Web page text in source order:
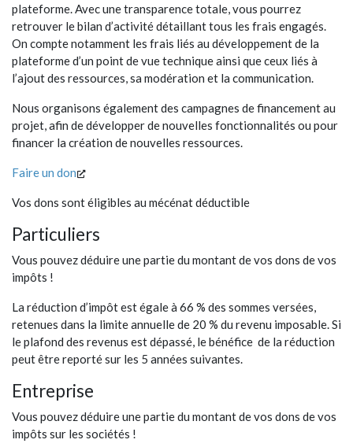
plateforme. Avec une transparence totale, vous pourrez
retrouver le bilan d’activité détaillant tous les frais engagés.
On compte notamment les frais liés au développement de la
plateforme d’un point de vue technique ainsi que ceux liés à
l’ajout des ressources, sa modération et la communication.
Nous organisons également des campagnes de financement au
projet, afin de développer de nouvelles fonctionnalités ou pour
financer la création de nouvelles ressources.
Faire un don
Vos dons sont éligibles au mécénat déductible
Particuliers
Vous pouvez déduire une partie du montant de vos dons de vos
impôts !
La réduction d’impôt est égale à 66 % des sommes versées,
retenues dans la limite annuelle de 20 % du revenu imposable. Si
le plafond des revenus est dépassé, le bénéfice de la réduction
peut être reporté sur les 5 années suivantes.
Entreprise
Vous pouvez déduire une partie du montant de vos dons de vos
impôts sur les sociétés !